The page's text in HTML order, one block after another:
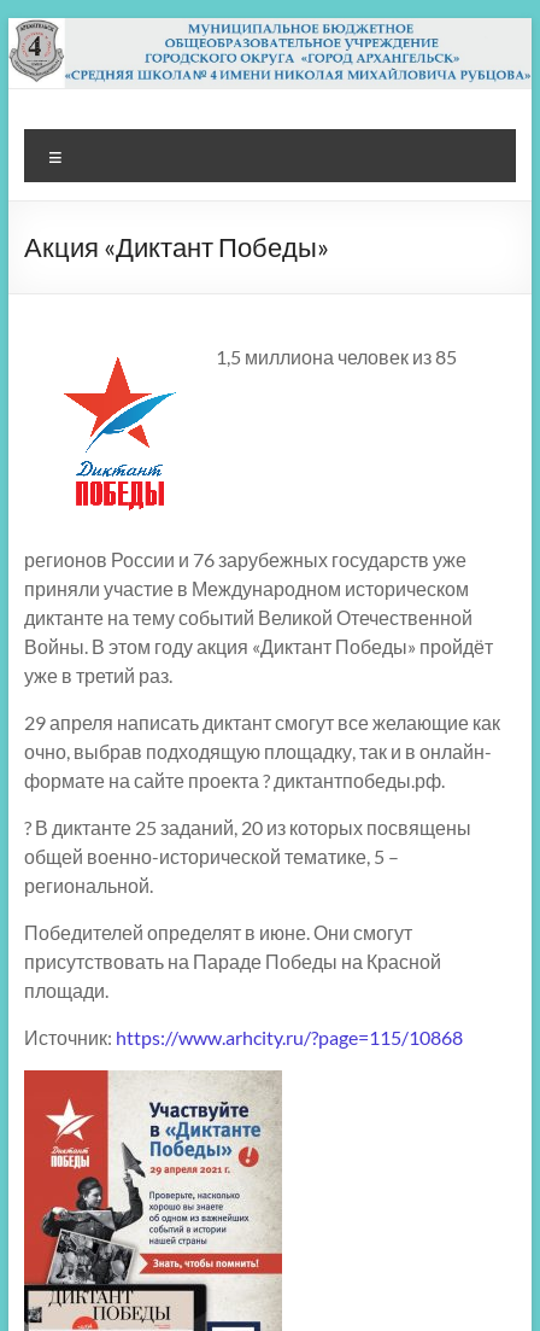
Перейти
к
содержимому
МБОУ СШ 4
Архангельск
Акция «Диктант Победы»
1,5 миллиона человек из 85
регионов России и 76 зарубежных государств уже
приняли участие в Международном историческом
диктанте на тему событий Великой Отечественной
Войны. В этом году акция «Диктант Победы» пройдёт
уже в третий раз.
29 апреля написать диктант смогут все желающие как
очно, выбрав подходящую площадку, так и в онлайн-
формате на сайте проекта ? диктантпобеды.рф.
? В диктанте 25 заданий, 20 из которых посвящены
общей военно-исторической тематике, 5 –
региональной.
Победителей определят в июне. Они смогут
присутствовать на Параде Победы на Красной
площади.
Источник: https://www.arhcity.ru/?page=115/10868